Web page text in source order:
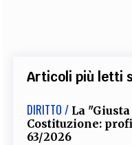
Articoli più letti
DIRITTO / La
Costituzione:
63/2026